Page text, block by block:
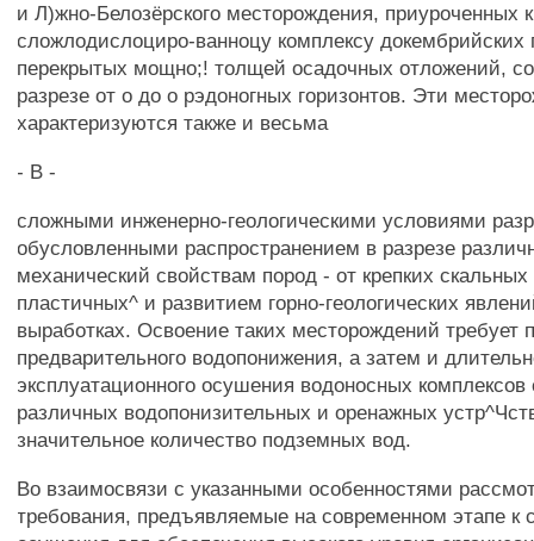
и Л)жно-Белозёрского месторождения, приуроченных к
сложлодислоциро-ванноцу комплексу докембрийских
перекрытых мощно;! толщей осадочных отложений,
разрезе от о до о рэдоногных горизонтов. Эти
характеризуются также и весьма
- В -
сложными инженерно-геологическими условиями
обусловленными распространением в разрезе
механический свойствам пород - от крепких
пластичных^ и развитием горно-геологических
выработках. Освоение таких месторождений требует
предварительного водопонижения, а затем и
эксплуатационного осушения водоносных
различных водопонизительных и оренажных
значительное количество подземных вод.
Во взаимосвязи с указанными особенностями
требования, предъявляемые на современном этапе к